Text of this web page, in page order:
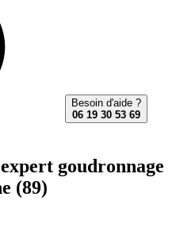
Besoin d'aide ?
06 19 30 53 69
goudronnage
(89)